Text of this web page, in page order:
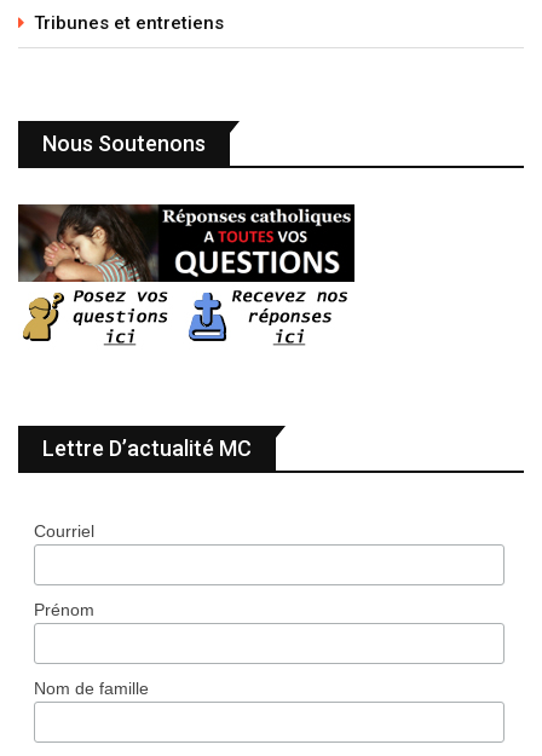
Tribunes et entretiens
Nous Soutenons
Lettre D’actualité MC
Courriel
Prénom
Nom de famille